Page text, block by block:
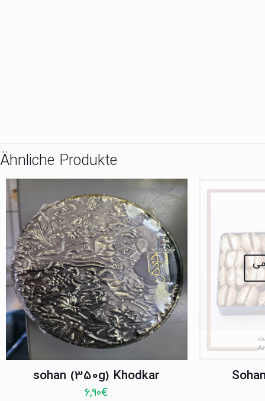
Ähnliche Produkte
sohan (350g) Khodkar
6,90€